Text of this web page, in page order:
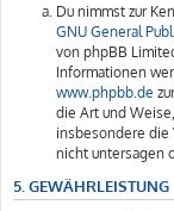
Du nimmst zur
GNU General
von phpBB
Informationen
www.phpbb.de
die Art und
insbesondere die
nicht untersagen
5. GEWÄHRLEISTUNG